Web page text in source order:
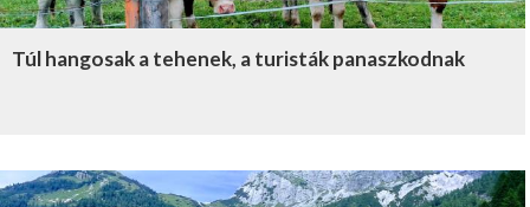
Túl hangosak a tehenek, a turisták panaszkodnak